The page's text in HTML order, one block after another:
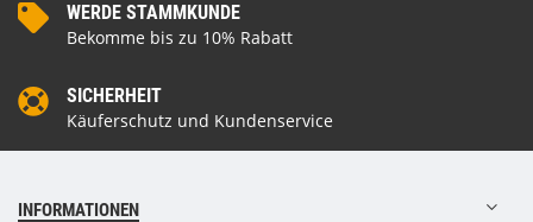
WERDE STAMMKUNDE
Bekomme bis zu 10% Rabatt
SICHERHEIT
Käuferschutz und Kundenservice
INFORMATIONEN